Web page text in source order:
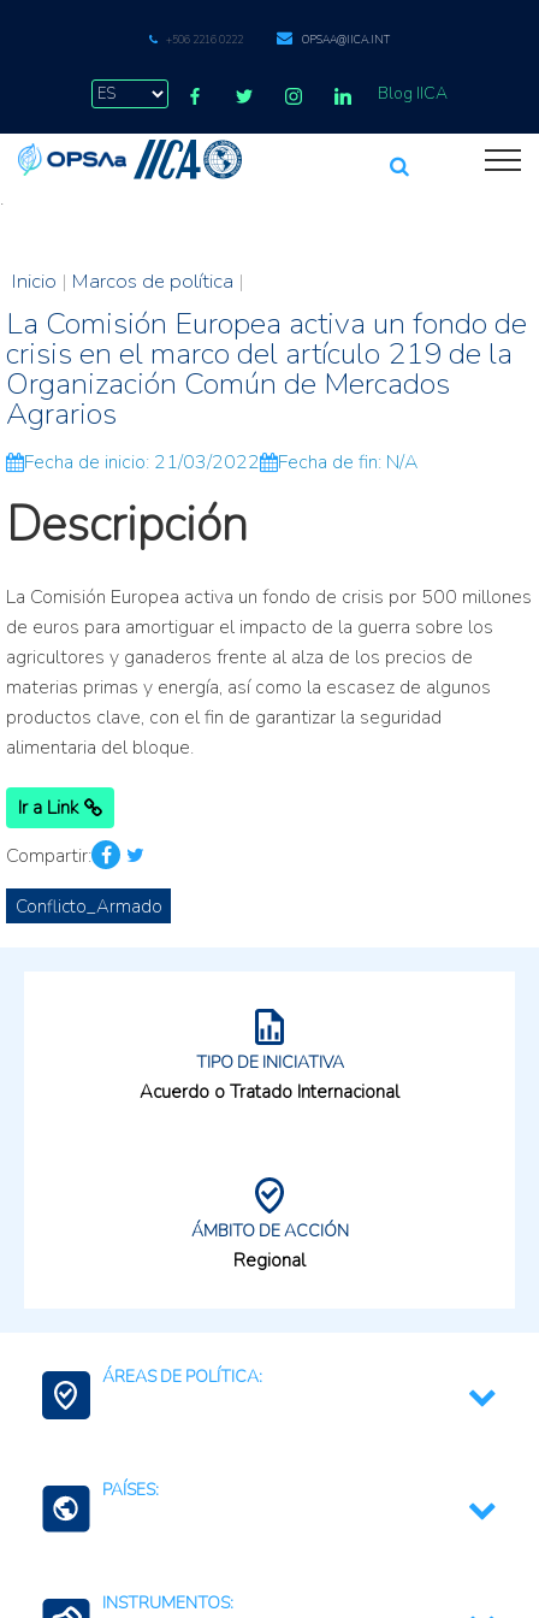
+506 2216 0222 OPSAA@IICA.INT
Blog IICA
.
Inicio | Marcos de política |
La Comisión Europea activa un fondo de
crisis en el marco del artículo 219 de la
Organización Común de Mercados
Agrarios
Fecha de inicio: 21/03/2022 Fecha de fin: N/A
Descripción
La Comisión Europea activa un fondo de crisis por 500 millones
de euros para amortiguar el impacto de la guerra sobre los
agricultores y ganaderos frente al alza de los precios de
materias primas y energía, así como la escasez de algunos
productos clave, con el fin de garantizar la seguridad
alimentaria del bloque.
Ir a Link
Compartir:
Conflicto_Armado
TIPO DE INICIATIVA
Acuerdo o Tratado Internacional
ÁMBITO DE ACCIÓN
Regional
ÁREAS DE POLÍTICA:
PAÍSES:
Eslovaquia
INSTRUMENTOS: